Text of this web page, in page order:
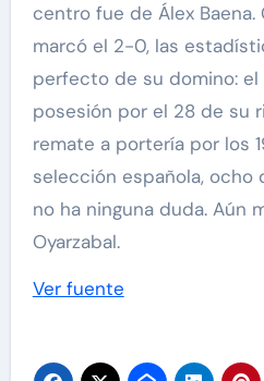
centro fue de Álex Baena.
marcó el 2-0, las
perfecto de su domino:
posesión por el 28 de su
remate a portería por los
selección española, ocho
no ha ninguna duda. Aún
Oyarzabal.
Ver fuente